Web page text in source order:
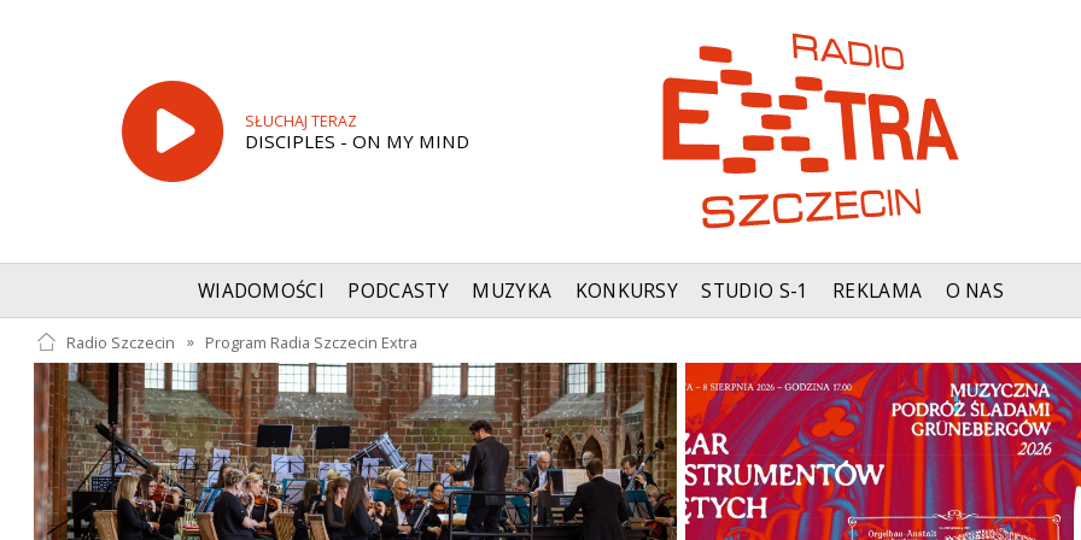
SŁUCHAJ TERAZ
DISCIPLES - ON MY MIND
WIADOMOŚCI PODCASTY MUZYKA KONKURSY STUDIO S-1 REKLAMA O NAS
Radio Szczecin » Program Radia Szczecin Extra